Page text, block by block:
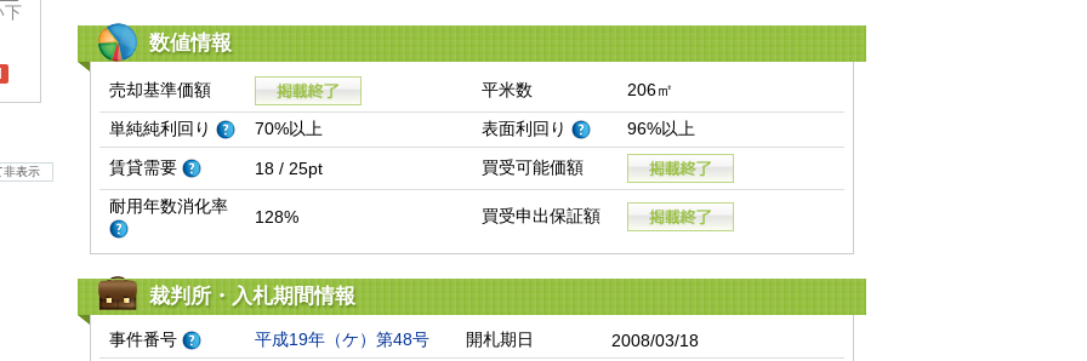
下
非表示
数値情報
売却基準価額 平米数
206㎡
単純純利回り
70%以上 表面利回り
96%以上
賃貸需要
18 / 25pt
買受可能価額
耐用年数消化率
128% 買受申出保証額
裁判所・入札期間情報
事件番号 平成19年（ケ）第48号 開札期日
2008/03/18